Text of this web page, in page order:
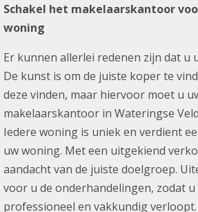
Schakel het makelaarskantoor
woning
Er kunnen allerlei redenen zijn dat u
De kunst is om de juiste koper te
deze vinden, maar hiervoor moet u
makelaarskantoor in Wateringse
Iedere woning is uniek en verdient
uw woning. Met een uitgekiend
aandacht van de juiste doelgroep.
voor u de onderhandelingen, zodat
professioneel en vakkundig verloopt.